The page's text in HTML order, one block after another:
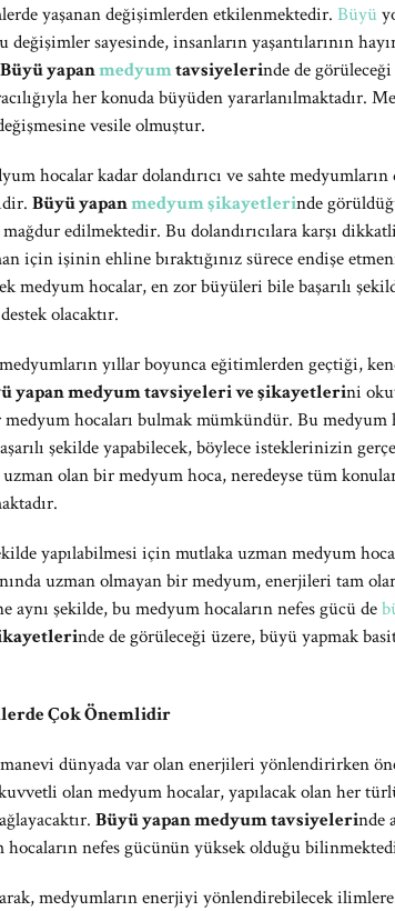
yaşanan değişimlerden etkilenmektedir. Büyü
sayesinde, insanların yaşantılarının
Büyü yapanmedyumtavsiyelerinde de
her konuda büyüden yararlanılmaktadır.
vesile olmuştur.
hocalar kadar dolandırıcı ve sahte
Büyü yapanmedyum şikayetlerinde
edilmektedir. Bu dolandırıcılara karşı
için işinin ehline bıraktığınız sürece endişe
medyum hocalar, en zor büyüleri bile başarılı
olacaktır.
yıllar boyunca eğitimlerden geçtiği,
yapan medyum tavsiyeleri ve şikayetlerini
hocaları bulmak mümkündür. Bu
şekilde yapabilecek, böylece isteklerinizin
uzman olan bir medyum hoca, neredeyse tüm
yapılabilmesi için mutlaka uzman medyum
uzman olmayan bir medyum, enerjileri tam
aynı şekilde, bu medyum hocaların nefes gücü de
nde de görüleceği üzere, büyü yapmak
Çok Önemlidir
dünyada var olan enerjileri yönlendirirken
olan medyum hocalar, yapılacak olan her
Büyü yapan medyum tavsiyelerinde
nefes gücünün yüksek olduğu
medyumların enerjiyi yönlendirebilecek ilimlere